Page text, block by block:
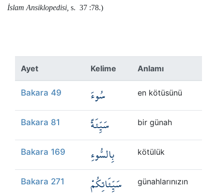
İslam Ansiklopedisi, s. 37 :78.)
Ayet Kelime Anlamı
Bakara 49 سُوءَ en kötüsünü
Bakara 81 سَيِّئَةً bir günah
Bakara 169 بِالسُّوءِ kötülük
Bakara 271 سَيِّئَاتِكُمْ günahlarınızın